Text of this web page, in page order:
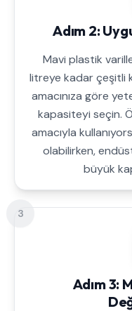
Adım 2:
Mavi plastik
litreye kadar çeşitli
amacınıza göre
kapasiteyi seçin.
amacıyla
olabilirken,
büyük
3
Adım 3: